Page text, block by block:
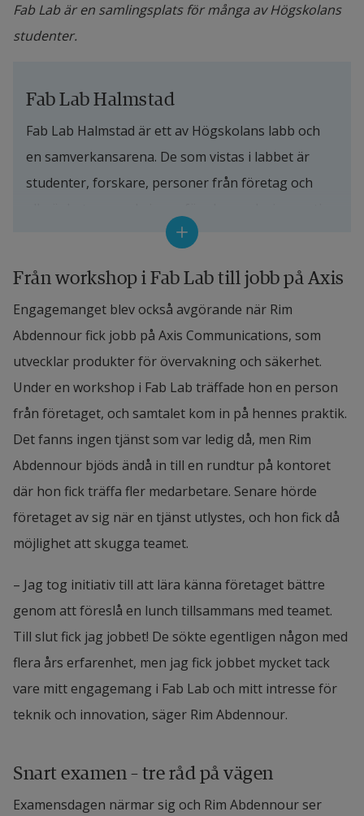
Fab Lab är en samlingsplats för många av Högskolans
studenter.
Fab Lab Halmstad
Fab Lab Halmstad är ett av Högskolans labb och
en samverkansarena. De som vistas i labbet är
studenter, forskare, personer från företag och
Här hittar du ett av Nordens bäst utrustade
digitala makerspace för prototypframtagning. I
labbet kan man till exempel skanna och skriva ut
modeller i 3D, skära i vinyl, trä och akryl, fräsa ut
och löda kretskort, gjuta i silikon och metall eller
programmera och modellera.
Från workshop i Fab Lab till jobb på Axis
Engagemanget blev också avgörande när Rim
Abdennour fick jobb på Axis Communications, som
utvecklar produkter för övervakning och säkerhet.
Under en workshop i Fab Lab träffade hon en person
från företaget, och samtalet kom in på hennes praktik.
Det fanns ingen tjänst som var ledig då, men Rim
Abdennour bjöds ändå in till en rundtur på kontoret
där hon fick träffa fler medarbetare. Senare hörde
företaget av sig när en tjänst utlystes, och hon fick då
möjlighet att skugga teamet.
– Jag tog initiativ till att lära känna företaget bättre
genom att föreslå en lunch tillsammans med teamet.
Till slut fick jag jobbet! De sökte egentligen någon med
flera års erfarenhet, men jag fick jobbet mycket tack
vare mitt engagemang i Fab Lab och mitt intresse för
teknik och innovation, säger Rim Abdennour.
Snart examen – tre råd på vägen
Examensdagen närmar sig och Rim Abdennour ser